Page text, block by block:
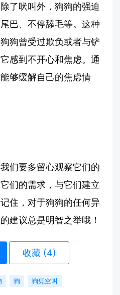
了吠叫外，狗狗的强迫
巴、不停舔毛等。这种
狗曾受过欺负或者与铲
感到不开心和焦虑。通
够缓解自己的焦虑情
们要多留心观察它们的
们的需求，与它们建立
住，对于狗狗的任何异
建议总是明智之举哦！
收藏 (4)
狗 狗凭空叫